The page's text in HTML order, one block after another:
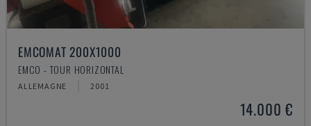
EMCOMAT 200X1000
EMCO - TOUR HORIZONTAL
ALLEMAGNE 2001
14.000 €